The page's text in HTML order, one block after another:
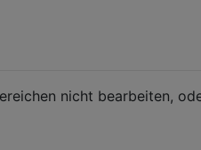
nicht bearbeiten,